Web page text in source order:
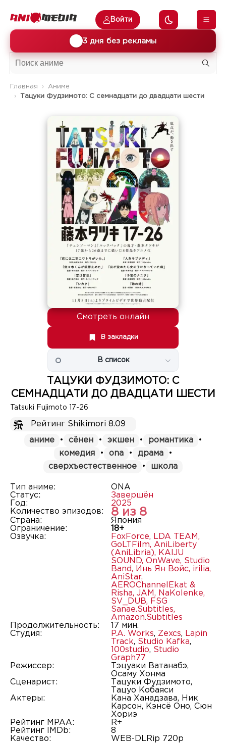
3 дня без рекламы
Войти
Главная
Аниме
Тацуки Фудзимото: С семнадцати до двадцати шести
Смотреть онлайн
В закладки
В список
ТАЦУКИ ФУДЗИМОТО: С
СЕМНАДЦАТИ ДО ДВАДЦАТИ ШЕСТИ
Tatsuki Fujimoto 17-26
Рейтинг Shikimori 8.09
аниме • сёнен • экшен • романтика
•
комедия
• ona • драма
•
сверхъестественное
• школа
Тип аниме:
ONA
Статус:
Завершён
Год:
2025
Количество эпизодов:
8 из 8
Страна:
Япония
Ограничение:
18+
Озвучка:
FoxForce, LDA TEAM ,
GoLTFilm, AniLiberty
(AniLibria), KAIJU
SOUND, OnWave, Studio
Band, Инь Ян Войс, irilia,
AniStar,
AEROChannelEkat &
Risha, JAM , NaKolenke,
SV_DUB, FSG
Sanae.Subtitles,
Amazon.Subtitles
Продолжительность:
17 мин.
Студия:
P.A. Works, Zexcs, Lapin
Track, Studio Kafka,
100studio, Studio
Graph77
Режиссер:
Тэцуаки Ватанабэ,
Осаму Хонма
Сценарист:
Тацуки Фудзимото,
Тацуо Кобаяси
Актеры:
Кана Ханадзава, Ник
Карсон, Кэнсё Оно, Сюн
Хориэ
Рейтинг MPAA:
R+
Рейтинг IMDb:
8
Качество:
WEB-DLRip 720p